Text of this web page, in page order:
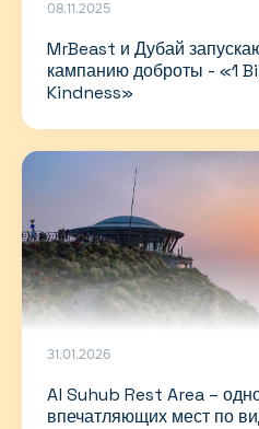
08.11.2025
MrBeast и Дубай
кампанию доброты - «1
Kindness»
31.01.2026
Al Suhub Rest Area –
впечатляющих мест по